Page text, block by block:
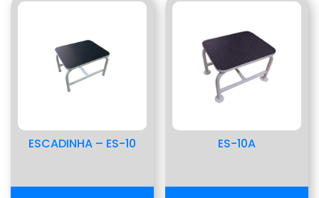
ESCADINHA – ES-10 ES-10A